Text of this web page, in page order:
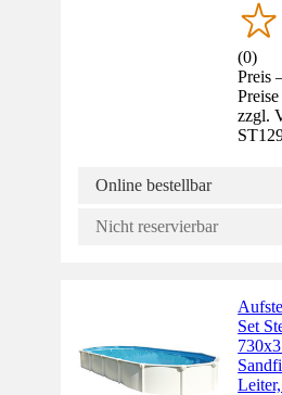
(0)
Preis
zzgl.
ST
Online bestellbar
Nicht reservierbar
Set